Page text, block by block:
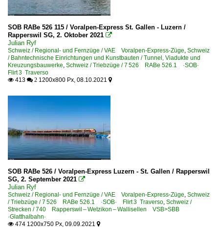
SOB RABe 526 115 / Voralpen-Express St. Gallen - Luzern /
Rapperswil SG, 2. Oktober 2021 
Julian Ryf
Schweiz / Regional- und Fernzüge / VAE Voralpen-Express-Züge, Schweiz
/ Bahntechnische Einrichtungen und Kunstbauten / Tunnel, Viadukte und
Kreuzungsbauwerke, Schweiz / Triebzüge / 7 526 RABe 526.1 ·SOB·
Flirt⁠ 3 Traverso
 413  2 1200x800 Px, 08.10.2021 
SOB RABe 526 / Voralpen-Express Luzern - St. Gallen / Rapperswil
SG, 2. September 2021 
Julian Ryf
Schweiz / Regional- und Fernzüge / VAE Voralpen-Express-Züge, Schweiz
/ Triebzüge / 7 526 RABe 526.1 ·SOB· Flirt⁠ 3 Traverso, Schweiz /
Strecken / 740 Rapperswil – Wetzikon – Wallisellen VSB>SBB
·Glatthalbahn·
 474 1200x750 Px, 09.09.2021 